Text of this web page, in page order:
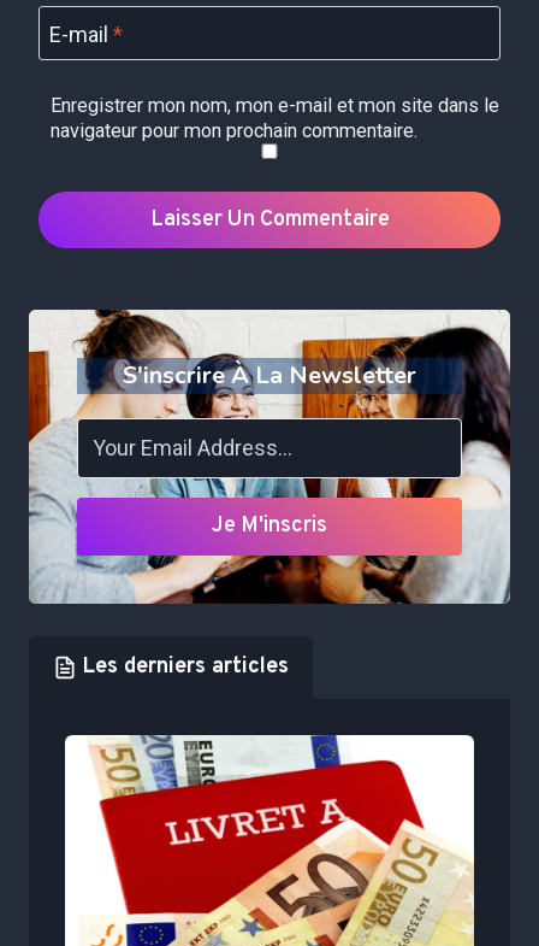
E-mail *
Enregistrer mon nom, mon e-mail et mon site dans le
navigateur pour mon prochain commentaire.
S'inscrire À La Newsletter
Je M'inscris
Les derniers articles